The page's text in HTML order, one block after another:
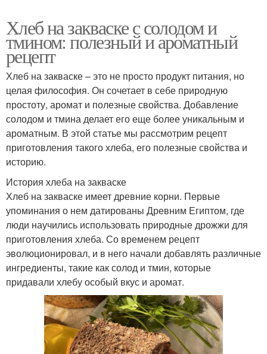
Хлеб на закваске с солодом и
тмином: полезный и ароматный
рецепт
Хлеб на закваске – это не просто продукт питания, но
целая философия. Он сочетает в себе природную
простоту, аромат и полезные свойства. Добавление
солодом и тмина делает его еще более уникальным и
ароматным. В этой статье мы рассмотрим рецепт
приготовления такого хлеба, его полезные свойства и
историю.
История хлеба на закваске
Хлеб на закваске имеет древние корни. Первые
упоминания о нем датированы Древним Египтом, где
люди научились использовать природные дрожжи для
приготовления хлеба. Со временем рецепт
эволюционировал, и в него начали добавлять различные
ингредиенты, такие как солод и тмин, которые
придавали хлебу особый вкус и аромат.